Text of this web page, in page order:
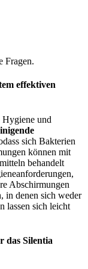
Fragen.
effektiven
Hygiene und
sich Bakterien
können mit
behandelt
Abschirmungen
in denen sich weder
lassen sich leicht
das Silentia